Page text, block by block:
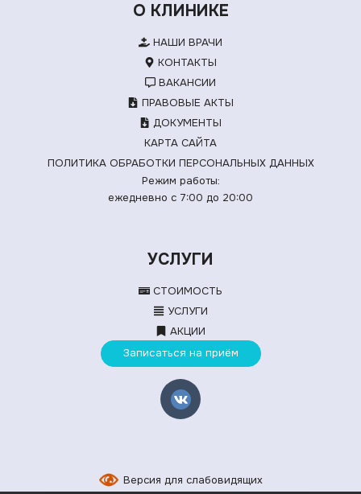
О КЛИНИКЕ
НАШИ ВРАЧИ
КОНТАКТЫ
ВАКАНСИИ
ПРАВОВЫЕ АКТЫ
ДОКУМЕНТЫ
КАРТА САЙТА
ПОЛИТИКА ОБРАБОТКИ ПЕРСОНАЛЬНЫХ ДАННЫХ
Режим работы:
ежедневно с 7:00 до 20:00
УСЛУГИ
СТОИМОСТЬ
УСЛУГИ
АКЦИИ
Записаться на приём
Версия для слабовидящих